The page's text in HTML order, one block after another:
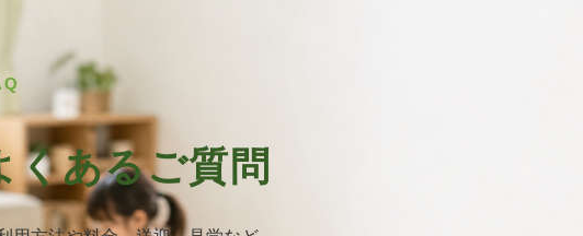
くあるご質問